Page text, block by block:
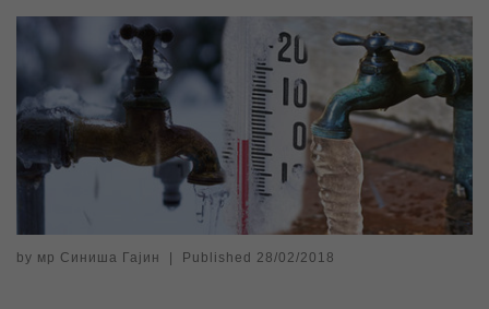
by мр Синиша Гајин Published 28/02/2018